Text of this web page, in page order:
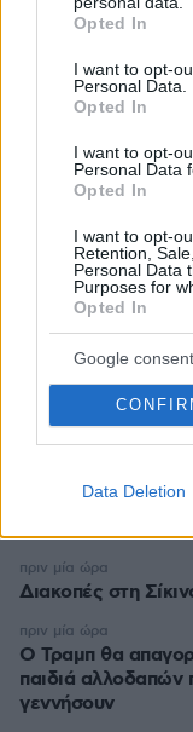
grant or deny
use your data for
consent section.
Opted In
I want to opt-
Personal Data.
Opted In
I want to opt-
Personal Data
Opted In
I want to opt-
Retention,
Personal Data
Purposes for
Opted In
Google
Data Deletion
σέβονται
πριν 7 λεπτά
γέφυρα της
πριν 20 λεπτά
σοβαρότητα θα
πριν 27 λεπτά
Βλάβη, ατύχημα ή
πολλοί αγνοούν
πριν 34 λεπτά
Χαλαρή έξοδος
σύζυγό του
πριν 40 λεπτά
«Θα μπορούσε να
Τραμπ για το
Διακοπές στη
πριν μία ώρα
Ο Τραμπ θα
παιδιά αλλοδαπών
γεννήσουν
πριν μία ώρα